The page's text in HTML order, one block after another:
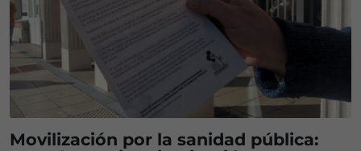
Movilización por la sanidad pública: